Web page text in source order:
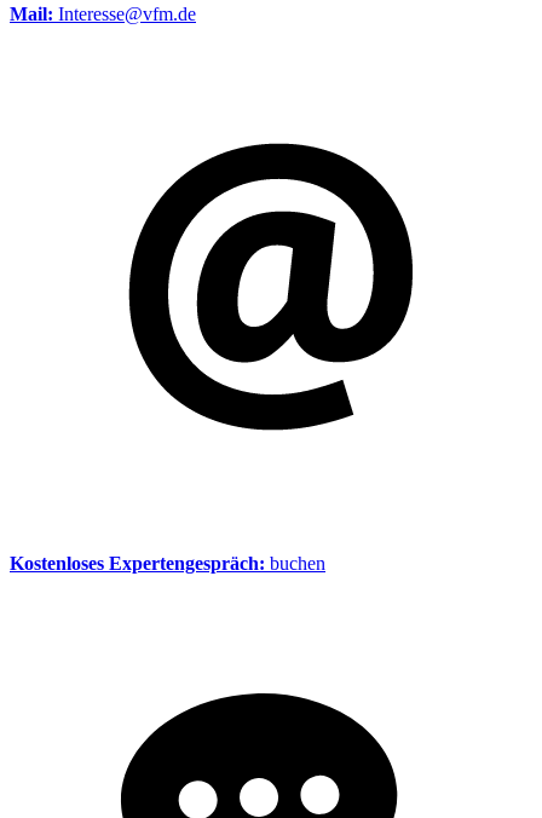
Mail: Interesse@vfm.de
Kostenloses Expertengespräch: buchen